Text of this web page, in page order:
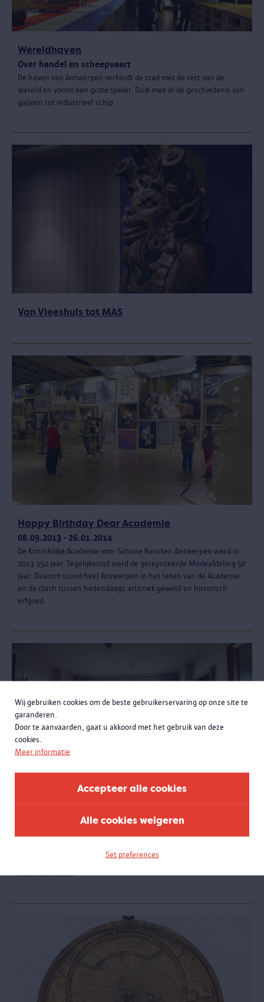
Wij gebruiken cookies om de beste gebruikerservaring op onze site te
garanderen.
Door te aanvaarden, gaat u akkoord met het gebruik van deze
cookies.
Meer informatie
Accepteer alle cookies
Alle cookies weigeren
Set preferences
Wereldhaven
Over handel en scheepvaart
De haven van Antwerpen verbindt de stad met de rest van de
wereld en vormt een grote speler. Duik mee in de geschiedenis van
galjoen tot industrieel schip.
Van Vleeshuis tot MAS
Happy Birthday Dear Academie
08.09.2013 - 26.01.2014
De Koninklijke Academie voor Schone Kunsten Antwerpen werd in
2013 350 jaar. Tegelijkertijd werd de gereputeerde Modeafdeling 50
jaar. Daarom stond heel Antwerpen in het teken van de Academie
en de clash tussen hedendaags artistiek geweld en historisch
erfgoed.
Het MAS werkt voor de expo 'Le Corbusier. Linkeroever -
Chandigarh' nauw samen met mensen en organisaties van
bewonersgroepen van Europark en bezochten de vaste stek van
River Side Studio.